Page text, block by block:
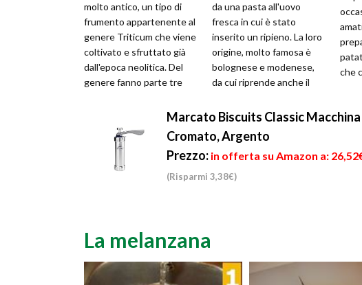
molto antico, un tipo di
frumento appartenente al
genere Triticum che viene
coltivato e sfruttato già
dall'epoca neolitica. Del
genere fanno parte tre
da una pasta all'uovo
fresca in cui è stato
inserito un ripieno. La loro
origine, molto famosa è
bolognese e modenese,
da cui riprende anche il
dialettal...
che
Marcato Biscuits Classic
Cromato, Argento
Prezzo: in offerta su Amazon a:
(Risparmi 3,38€)
La melanzana